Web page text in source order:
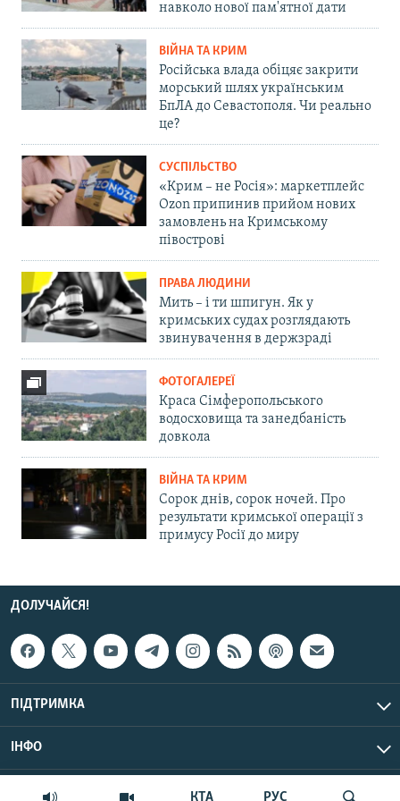
КТА РУС
навколо нової пам'ятної дати
ВІЙНА ТА КРИМ
Російська влада обіцяє закрити
морський шлях українським
БпЛА до Севастополя. Чи реально
це?
СУСПІЛЬСТВО
«Крим – не Росія»: маркетплейс
Ozon припинив прийом нових
замовлень на Кримському
півострові
ПРАВА ЛЮДИНИ
Мить – і ти шпигун. Як у
кримських судах розглядають
звинувачення в держзраді
ФОТОГАЛЕРЕЇ
Краса Сімферопольського
водосховища та занедбаність
довкола
ВІЙНА ТА КРИМ
Сорок днів, сорок ночей. Про
результати кримської операції з
примусу Росії до миру
ДОЛУЧАЙСЯ!
ПІДТРИМКА
ІНФО
© Крим.Реалії, 2026 | Усі права застережено.